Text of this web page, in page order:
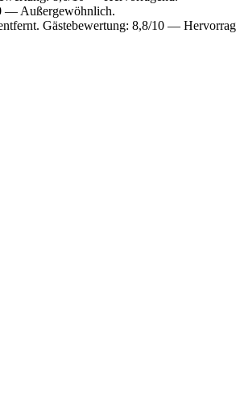
— Außergewöhnlich.
Gästebewertung: 8,8/10 —